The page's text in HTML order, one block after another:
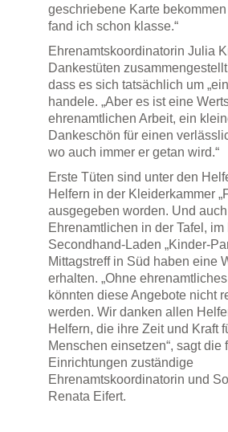
geschriebene Karte
fand ich schon klasse.“
Ehrenamtskoordinatorin Julia
Dankestüten
dass es sich tatsächlich um
handele. „Aber es ist eine
ehrenamtlichen Arbeit, ein
Dankeschön für einen
wo auch immer er getan wird.“
Erste Tüten sind unter den
Helfern in der Kleiderkammer
ausgegeben worden. Und
Ehrenamtlichen in der Tafel, im
Secondhand-Laden „Kinder-
Mittagstreff in Süd haben eine
erhalten. „Ohne
könnten diese Angebote nicht
werden. Wir danken allen
Helfern, die ihre Zeit und Kraft
Menschen einsetzen“, sagt die
Einrichtungen zuständige
Ehrenamtskoordinatorin und
Renata Eifert.